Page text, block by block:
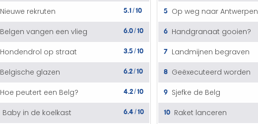
Nieuwe rekruten 5.1/10
Belgen vangen een vlieg 6.0/10
Hondendrol op straat 3.5/10
Belgische glazen 6.2/10
Hoe peutert een Belg? 4.2/10
Baby in de koelkast 6.4/10
5 Op weg naar Antwerpen
6 Handgranaat gooien?
7 Landmijnen begraven
8 Geëxecuteerd worden
9 Sjefke de Belg
10 Raket lanceren